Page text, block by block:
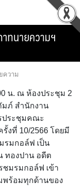
ทนายความฯ
ความ
น. ณ ห้องประชุม 2
ภ์ สำนักงาน
ประชุมคณะ
งที่ 10/2566 โดยมี
รมกอล์ฟ เป็น
ทองปาน อดีต
ชมรมกอล์ฟ เข้า
พร้อมทุกด้านของ